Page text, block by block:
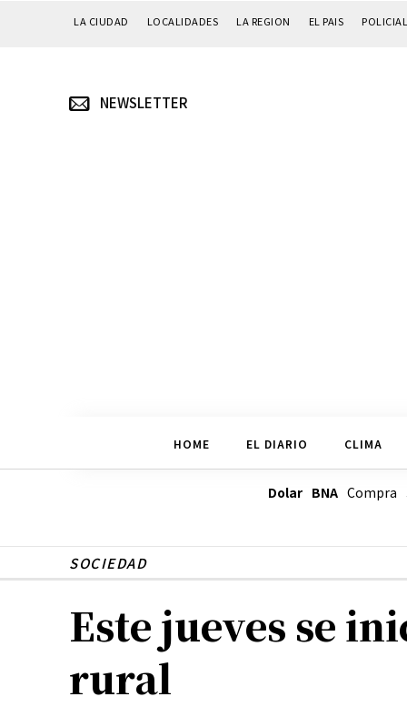
LA CIUDAD LOCALIDADES LA REGION EL PAIS
NEWSLETTER
HOME EL DIARIO CLIMA
Dolar BNACompra
SOCIEDAD
Este jueves se
rural